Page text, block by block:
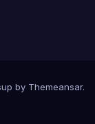
by Themeansar.